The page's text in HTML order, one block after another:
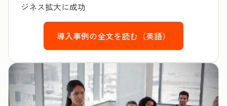
ジネス拡大に成功
導入事例の全文を読む（英語）